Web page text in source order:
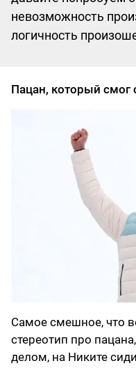
невозможность
логичность
Пацан, который смог
Самое смешное, что
стереотип про
делом, на Никите